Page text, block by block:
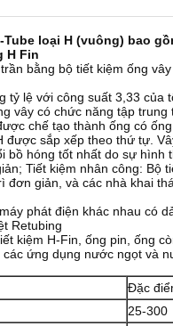
Tube loại H (vuông) bao
H Fin
bằng bộ tiết kiệm ống
tỷ lệ với công suất 3,33
vây có chức năng tập
chế tạo thành ống có ống
được sắp xếp theo thứ tự.
bồ hóng tốt nhất do sự hình
Tiết kiệm nhân công: Bộ
đơn giản, và các nhà khai
phát điện khác nhau có
Retubing
kiệm H-Fin, ống pin, ống
ứng dụng nước ngọt và
Đặc
25-300